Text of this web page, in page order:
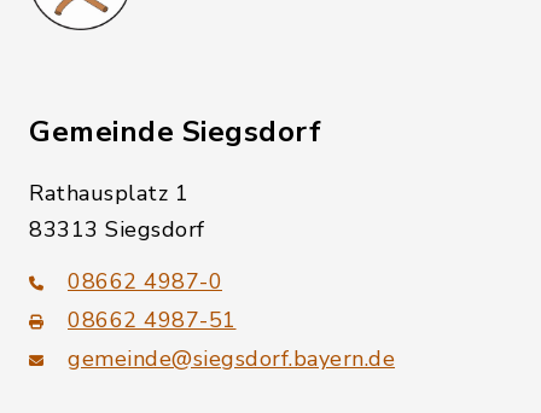
Gemeinde Siegsdorf
Rathausplatz 1
83313 Siegsdorf
08662 4987-0
08662 4987-51
gemeinde@siegsdorf.bayern.de